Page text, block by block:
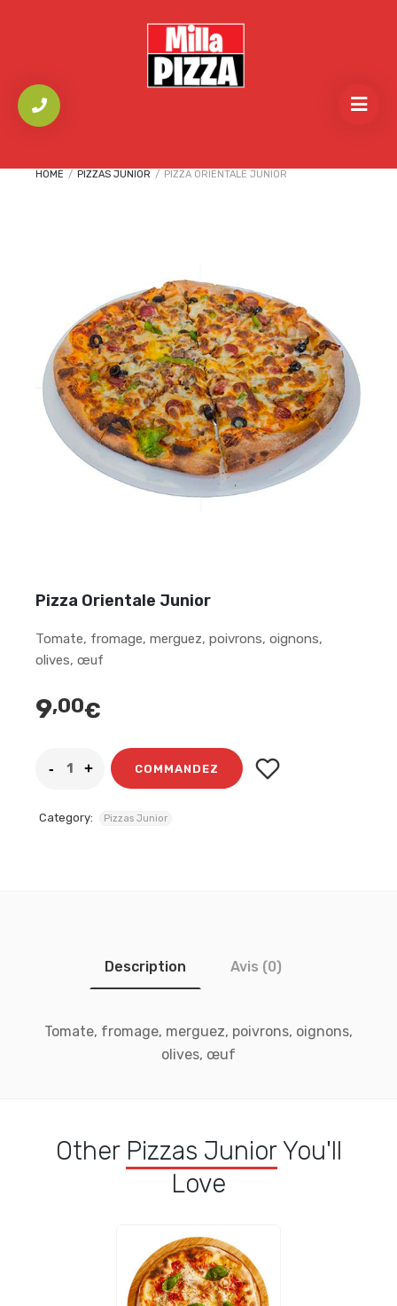
HOME / PIZZAS JUNIOR / PIZZA ORIENTALE JUNIOR
Pizza Orientale Junior
Tomate, fromage, merguez, poivrons, oignons,
olives, œuf
9,00€
COMMANDEZ
Category: Pizzas Junior
Description Avis (0)
Tomate, fromage, merguez, poivrons, oignons,
olives, œuf
Other Pizzas JuniorYou'll
Love